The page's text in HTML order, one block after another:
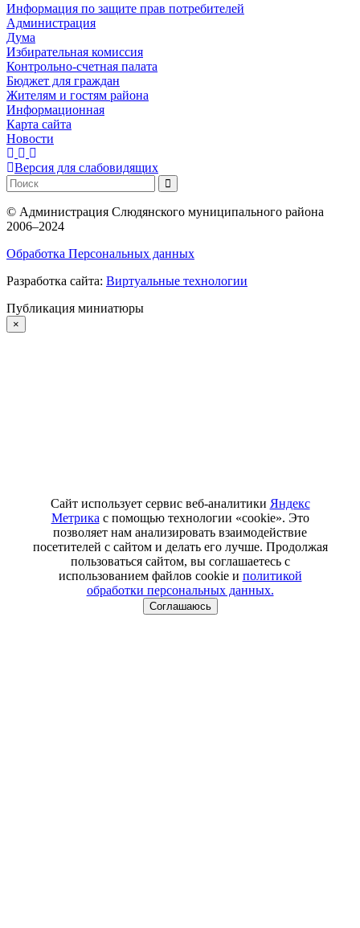
Информация по защите прав потребителей
Администрация
Дума
Избирательная комиссия
Контрольно-счетная палата
Бюджет для граждан
Жителям и гостям района
Информационная
Карта сайта
Новости
Версия для слабовидящих
© Администрация Слюдянского муниципального района
2006–2024
Обработка Персональных данных
Разработка сайта: Виртуальные технологии
Публикация миниатюры
×
Сайт использует сервис веб-аналитики Яндекс
Метрика с помощью технологии «cookie». Это
позволяет нам анализировать взаимодействие
посетителей с сайтом и делать его лучше. Продолжая
пользоваться сайтом, вы соглашаетесь с
использованием файлов cookie и политикой
обработки персональных данных.
Соглашаюсь